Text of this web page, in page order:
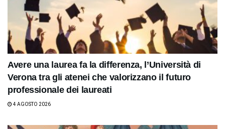
Avere una laurea fa la differenza, l’Università di
Verona tra gli atenei che valorizzano il futuro
professionale dei laureati
4 AGOSTO 2026